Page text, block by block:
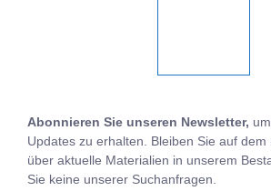
Abonnieren Sie unseren Newsletter,
Updates zu erhalten. Bleiben Sie auf dem
über aktuelle Materialien in unserem
Sie keine unserer Suchanfragen.